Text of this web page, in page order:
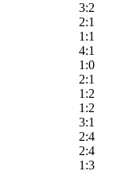
3:2
2:1
1:1
4:1
1:0
2:1
1:2
1:2
3:1
2:4
2:4
1:3